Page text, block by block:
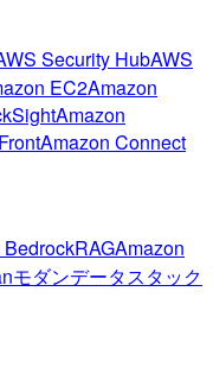
Security HubAWS
EC2Amazon
Amazon
Amazon Connect
RAGAmazon
モダンデータスタック